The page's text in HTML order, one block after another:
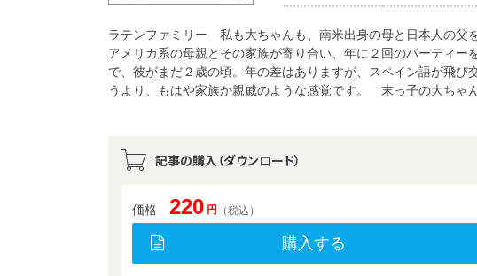
ラテンファミリー 私も大ちゃんも、南米出身の母と日本人の父
アメリカ系の母親とその家族が寄り合い、年に２回のパーティ
で、彼がまだ２歳の頃。年の差はありますが、スペイン語が飛
うより、もはや家族か親戚のような感覚です。 末っ子の大ちゃ
記事の購入（ダウンロード）
価格 220 円 （税込）
購入する